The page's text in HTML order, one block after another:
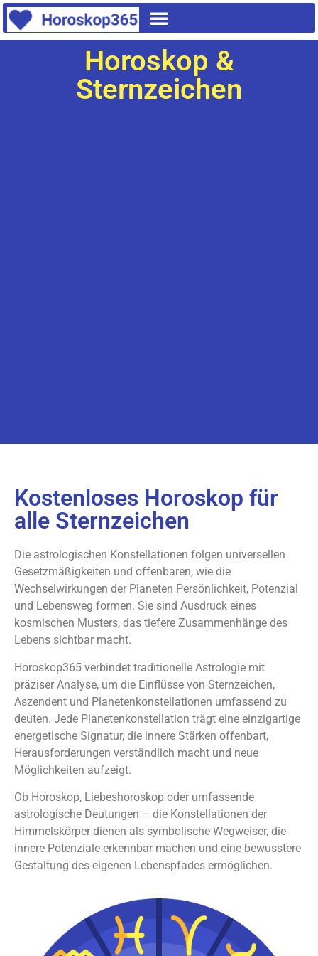
Horoskop &
Sternzeichen
Kostenloses Horoskop für
alle Sternzeichen
Die astrologischen Konstellationen folgen universellen
Gesetzmäßigkeiten und offenbaren, wie die
Wechselwirkungen der Planeten Persönlichkeit, Potenzial
und Lebensweg formen. Sie sind Ausdruck eines
kosmischen Musters, das tiefere Zusammenhänge des
Lebens sichtbar macht.
Horoskop365 verbindet traditionelle Astrologie mit
präziser Analyse, um die Einflüsse von Sternzeichen,
Aszendent und Planetenkonstellationen umfassend zu
deuten. Jede Planetenkonstellation trägt eine einzigartige
energetische Signatur, die innere Stärken offenbart,
Herausforderungen verständlich macht und neue
Möglichkeiten aufzeigt.
Ob Horoskop, Liebeshoroskop oder umfassende
astrologische Deutungen – die Konstellationen der
Himmelskörper dienen als symbolische Wegweiser, die
innere Potenziale erkennbar machen und eine bewusstere
Gestaltung des eigenen Lebenspfades ermöglichen.